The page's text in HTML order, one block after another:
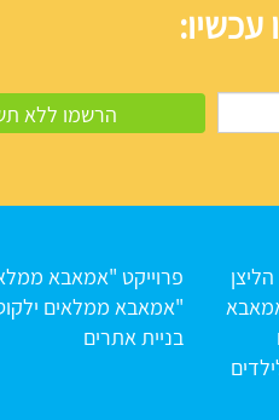
פרוייקט "אמאבא
"אמאבא ממלאים
בניית אתרים